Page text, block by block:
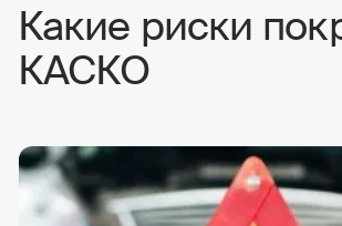
Какие риски
КАСКО